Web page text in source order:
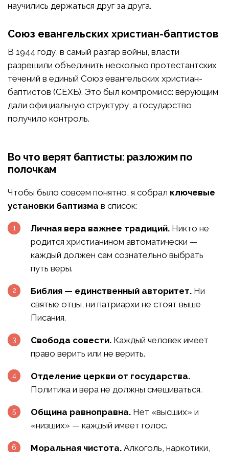
научились держаться друг за друга.
Союз евангельских христиан-баптистов
В 1944 году, в самый разгар войны, власти
разрешили объединить несколько протестантских
течений в единый Союз евангельских христиан-
баптистов (СЕХБ). Это был компромисс: верующим
дали официальную структуру, а государство
получило контроль.
Во что верят баптисты: разложим по
полочкам
Чтобы было совсем понятно, я собрал ключевые
установки баптизма в список:
Личная вера важнее традиций. Никто не
родится христианином автоматически —
каждый должен сам сознательно выбрать
путь веры.
Библия — единственный авторитет. Ни
святые отцы, ни патриархи не стоят выше
Писания.
Свобода совести. Каждый человек имеет
право верить или не верить.
Отделение церкви от государства.
Политика и вера не должны смешиваться.
Община равноправна. Нет «высших» и
«низших» — каждый имеет голос.
Моральная чистота. Алкоголь, наркотики,